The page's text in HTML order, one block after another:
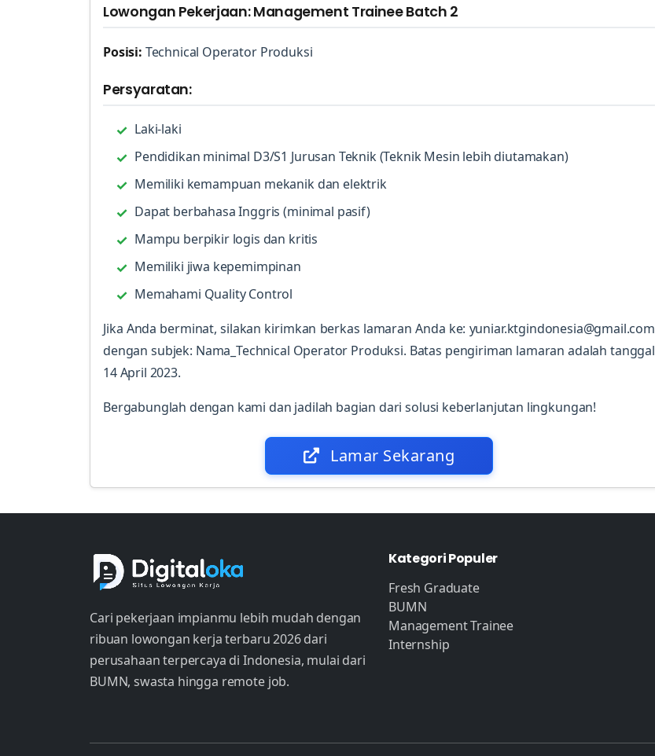
Lowongan Pekerjaan: Management Trainee Batch 2
Posisi: Technical Operator Produksi
Persyaratan:
Laki-laki
Pendidikan minimal D3/S1 Jurusan Teknik (Teknik Mesin lebih diutamakan)
Memiliki kemampuan mekanik dan elektrik
Dapat berbahasa Inggris (minimal pasif)
Mampu berpikir logis dan kritis
Memiliki jiwa kepemimpinan
Memahami Quality Control
Jika Anda berminat, silakan kirimkan berkas lamaran Anda ke: yuniar.ktgindonesia@gmail.com
dengan subjek: Nama_Technical Operator Produksi. Batas pengiriman lamaran adalah tanggal
14 April 2023.
Bergabunglah dengan kami dan jadilah bagian dari solusi keberlanjutan lingkungan!
Lamar Sekarang
Cari pekerjaan impianmu lebih mudah dengan
ribuan lowongan kerja terbaru 2026 dari
perusahaan terpercaya di Indonesia, mulai dari
BUMN, swasta hingga remote job.
Kategori Populer
Fresh Graduate
BUMN
Management Trainee
Internship